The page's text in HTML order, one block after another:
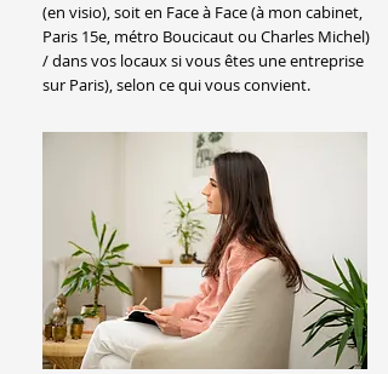
(en visio), soit en Face à Face (à mon cabinet,
Paris 15e, métro Boucicaut ou Charles Michel)
/ dans vos locaux si vous êtes une entreprise
sur Paris), selon ce qui vous convient.